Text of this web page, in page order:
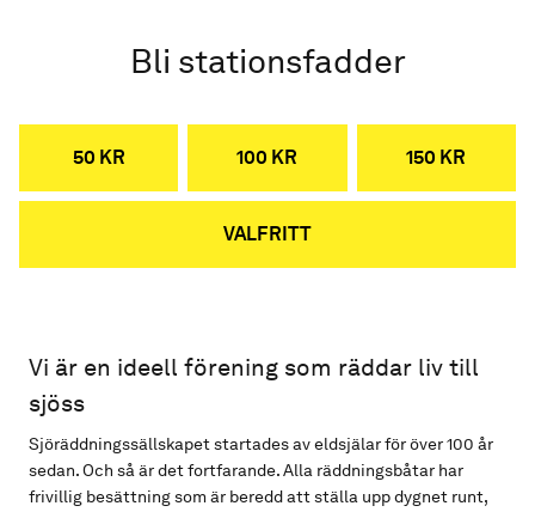
Bli stationsfadder
50 KR 100 KR 150 KR
VALFRITT
Vi är en ideell förening som räddar liv till
sjöss
Sjöräddningssällskapet startades av eldsjälar för över 100 år
sedan. Och så är det fortfarande. Alla räddningsbåtar har
frivillig besättning som är beredd att ställa upp dygnet runt,